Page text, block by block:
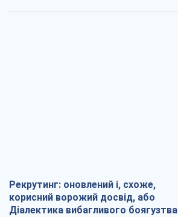
Рекрутинг: оновлений і, схоже,
корисний ворожий досвід, або
Діалектика вибагливого боягузтва